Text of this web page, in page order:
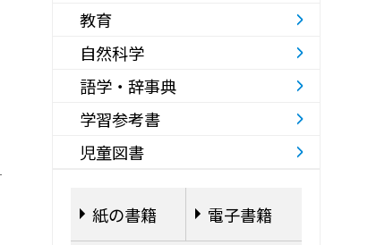
教育
自然科学
語学・辞事典
学習参考書
児童図書
紙の書籍 電子書籍